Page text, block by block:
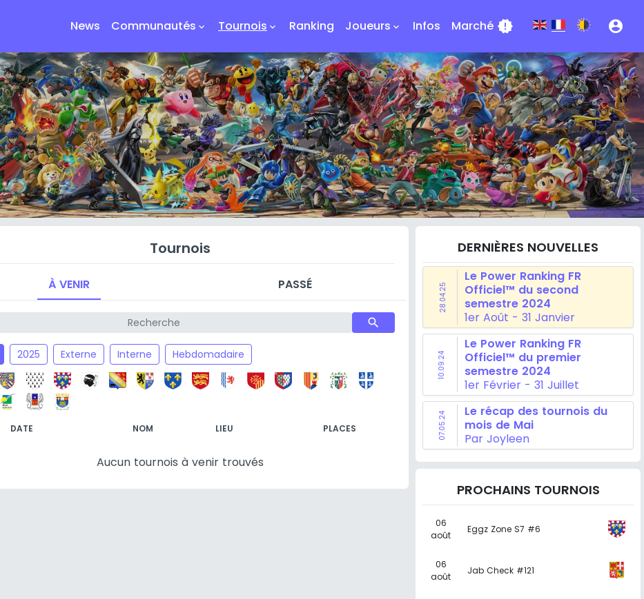
News Communautés keyboard_arrow_down Tournois keyboard_arrow_down Ranking Joueurs keyboard_arrow_down Infos Marché new_releases account_circle
Tournois
À VENIR PASSÉ
search
2025 Externe Interne Hebdomadaire
DATE NOM LIEU PLACES
Aucun tournois à venir trouvés
DERNIÈRES NOUVELLES
28.04.25
Le Power Ranking FR
Officiel™ du second
semestre 2024
1er Août - 31 Janvier
10.09.24
Le Power Ranking FR
Officiel™ du premier
semestre 2024
1er Février - 31 Juillet
07.05.24
Le récap des tournois du
mois de Mai
Par Joyleen
PROCHAINS TOURNOIS
06
août
Eggz Zone S7 #6
06
août
Jab Check #121